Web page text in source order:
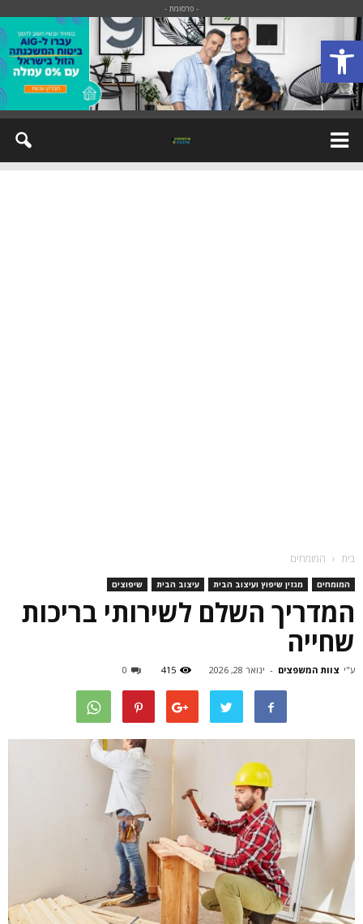
פתח סרגל נגישות
- פרסומת -
בית המומחים
המומחים מגזין שיפוץ ועיצוב הבית עיצוב הבית שיפוצים
המדריך השלם לשירותי בריכות
שחייה
ע"י צוות המשפצים - ינואר 28, 2026 415
0